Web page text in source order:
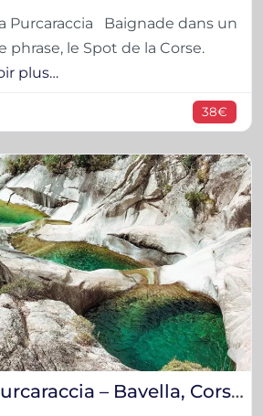
Purcaraccia Baignade dans un
phrase, le Spot de la Corse.
plus…
38€
Randonnée Purcaraccia – Bavella, Corse-du-Sud